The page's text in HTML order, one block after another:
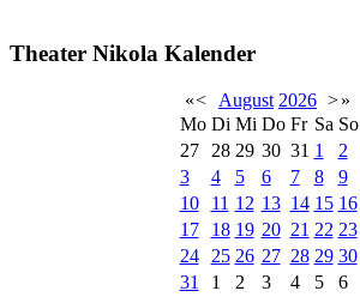
Theater Nikola Kalender
«< August 2026 >»
Mo Di Mi Do Fr Sa So
27
28 29 30 31 1
2
3
4 5 6 7 8
9
10
11 12 13 14 15 16
17
18 19 20 21 22 23
24
25 26 27 28 29 30
31
1 2 3 4 5 6